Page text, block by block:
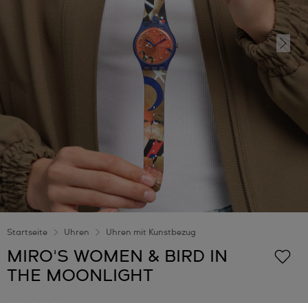
Startseite Uhren Uhren mit Kunstbezug
MIRO'S WOMEN & BIRD IN
THE MOONLIGHT